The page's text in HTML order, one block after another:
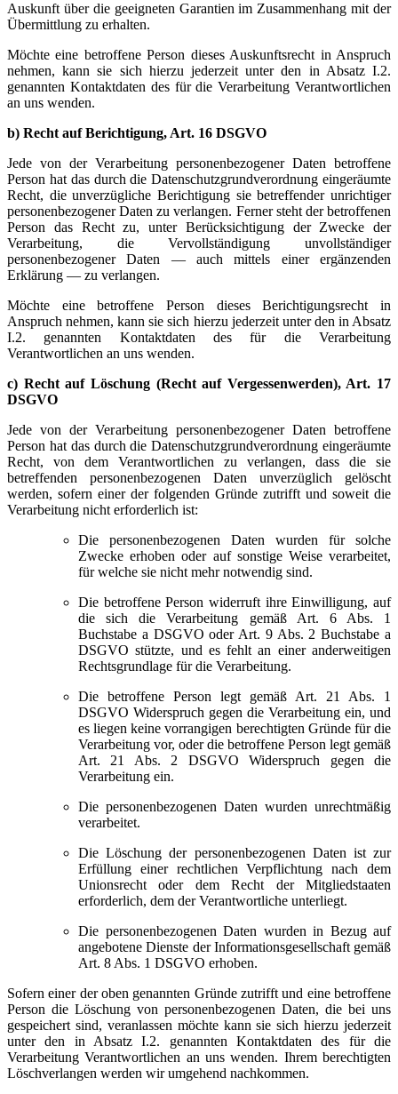
Auskunft über die geeigneten Garantien im Zusammenhang mit der
Übermittlung zu erhalten.
Möchte eine betroffene Person dieses Auskunftsrecht in Anspruch
nehmen, kann sie sich hierzu jederzeit unter den in Absatz I.2.
genannten Kontaktdaten des für die Verarbeitung Verantwortlichen
an uns wenden.
b) Recht auf Berichtigung, Art. 16 DSGVO
Jede von der Verarbeitung personenbezogener Daten betroffene
Person hat das durch die Datenschutzgrundverordnung eingeräumte
Recht, die unverzügliche Berichtigung sie betreffender unrichtiger
personenbezogener Daten zu verlangen. Ferner steht der betroffenen
Person das Recht zu, unter Berücksichtigung der Zwecke der
Verarbeitung, die Vervollständigung unvollständiger
personenbezogener Daten — auch mittels einer ergänzenden
Erklärung — zu verlangen.
Möchte eine betroffene Person dieses Berichtigungsrecht in
Anspruch nehmen, kann sie sich hierzu jederzeit unter den in Absatz
I.2. genannten Kontaktdaten des für die Verarbeitung
Verantwortlichen an uns wenden.
c) Recht auf Löschung (Recht auf Vergessenwerden), Art. 17
DSGVO
Jede von der Verarbeitung personenbezogener Daten betroffene
Person hat das durch die Datenschutzgrundverordnung eingeräumte
Recht, von dem Verantwortlichen zu verlangen, dass die sie
betreffenden personenbezogenen Daten unverzüglich gelöscht
werden, sofern einer der folgenden Gründe zutrifft und soweit die
Verarbeitung nicht erforderlich ist:
Die personenbezogenen Daten wurden für solche
Zwecke erhoben oder auf sonstige Weise verarbeitet,
für welche sie nicht mehr notwendig sind.
Die betroffene Person widerruft ihre Einwilligung, auf
die sich die Verarbeitung gemäß Art. 6 Abs. 1
Buchstabe a DSGVO oder Art. 9 Abs. 2 Buchstabe a
DSGVO stützte, und es fehlt an einer anderweitigen
Rechtsgrundlage für die Verarbeitung.
Die betroffene Person legt gemäß Art. 21 Abs. 1
DSGVO Widerspruch gegen die Verarbeitung ein, und
es liegen keine vorrangigen berechtigten Gründe für die
Verarbeitung vor, oder die betroffene Person legt gemäß
Art. 21 Abs. 2 DSGVO Widerspruch gegen die
Verarbeitung ein.
Die personenbezogenen Daten wurden unrechtmäßig
verarbeitet.
Die Löschung der personenbezogenen Daten ist zur
Erfüllung einer rechtlichen Verpflichtung nach dem
Unionsrecht oder dem Recht der Mitgliedstaaten
erforderlich, dem der Verantwortliche unterliegt.
Die personenbezogenen Daten wurden in Bezug auf
angebotene Dienste der Informationsgesellschaft gemäß
Art. 8 Abs. 1 DSGVO erhoben.
Sofern einer der oben genannten Gründe zutrifft und eine betroffene
Person die Löschung von personenbezogenen Daten, die bei uns
gespeichert sind, veranlassen möchte kann sie sich hierzu jederzeit
unter den in Absatz I.2. genannten Kontaktdaten des für die
Verarbeitung Verantwortlichen an uns wenden. Ihrem berechtigten
Löschverlangen werden wir umgehend nachkommen.